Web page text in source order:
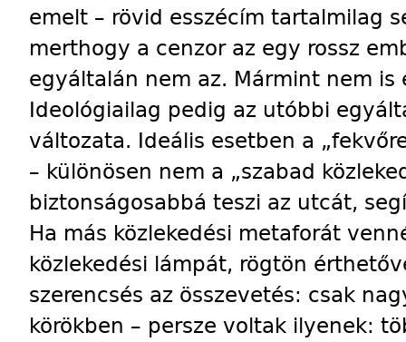
emelt – rövid esszécím tartalmilag
merthogy a cenzor az egy rossz
egyáltalán nem az. Mármint nem is
Ideológiailag pedig az utóbbi
változata. Ideális esetben a
– különösen nem a „szabad
biztonságosabbá teszi az utcát,
Ha más közlekedési metaforát
közlekedési lámpát, rögtön
szerencsés az összevetés: csak
körökben – persze voltak ilyenek: